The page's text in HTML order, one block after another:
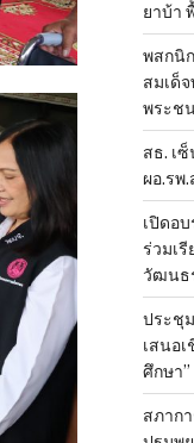
ยาบ้า
พสกนิ
สมเด็
พระช
สธ. เ
ผอ.รพ
เปิดอ
ร่วมเ
วัฒนธ
ประชุ
เสนอ
ศึกษา”
สภาก